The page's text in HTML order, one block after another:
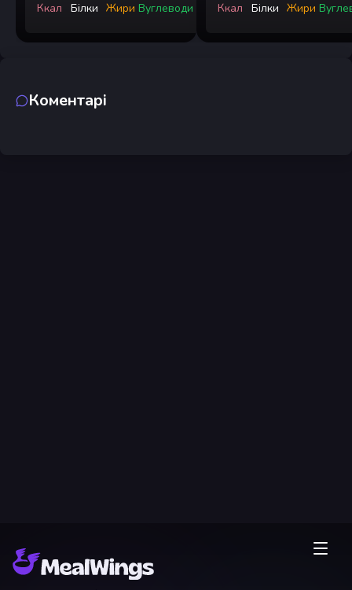
Ккал Білки Жири Вуглеводи Ккал Білки Жири
Коментарі